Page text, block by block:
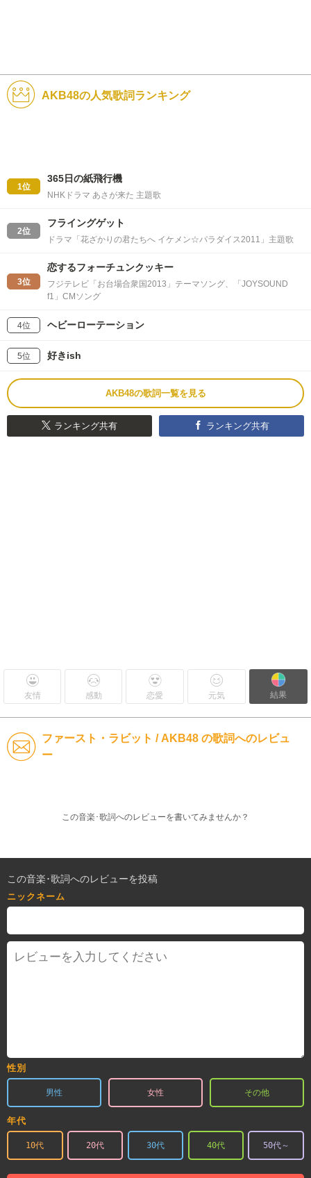
AKB48の人気歌詞ランキング
1位
365日の紙飛行機
NHKドラマ あさが来た 主題歌
2位
フライングゲット
ドラマ「花ざかりの君たちへ イケメン☆パラダイス2011」主題歌
3位
恋するフォーチュンクッキー
フジテレビ「お台場合衆国2013」テーマソング、「JOYSOUND
f1」CMソング
4位 ヘビーローテーション
5位 好きish
AKB48の歌詞一覧を見る
ランキング共有 ランキング共有
友情 感動 恋愛 元気 結果
ファースト・ラビット / AKB48 の歌詞へのレビュ
ー
この音楽･歌詞へのレビューを書いてみませんか？
この音楽･歌詞へのレビューを投稿
ニックネーム
性別
男性 女性 その他
年代
10代 20代 30代 40代 50代～